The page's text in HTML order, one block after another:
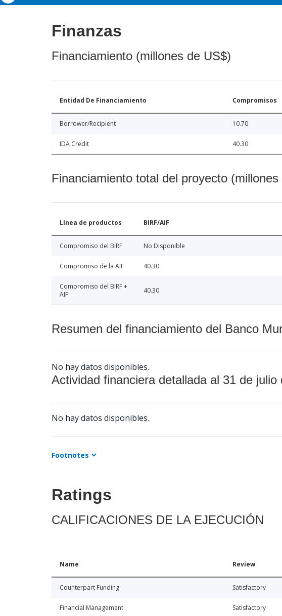
Finanzas
Financiamiento (millones de US$)
Entidad De Financiamiento Compromisos
Borrower/Recipient 10.70
IDA Credit 40.30
Financiamiento total del proyecto (millones
Línea de productos BIRF/AIF
Compromiso del BIRF No Disponible
Compromiso de la AIF 40.30
Compromiso del BIRF +
AIF
40.30
Resumen del financiamiento del Banco
No hay datos disponibles.
Actividad financiera detallada al 31 de julio
No hay datos disponibles.
Footnotes
Ratings
CALIFICACIONES DE LA EJECUCIÓN
Name Review
Counterpart Funding Satisfactory
Financial Management Satisfactory